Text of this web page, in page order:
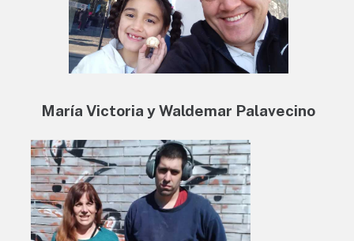
María Victoria y Waldemar Palavecino